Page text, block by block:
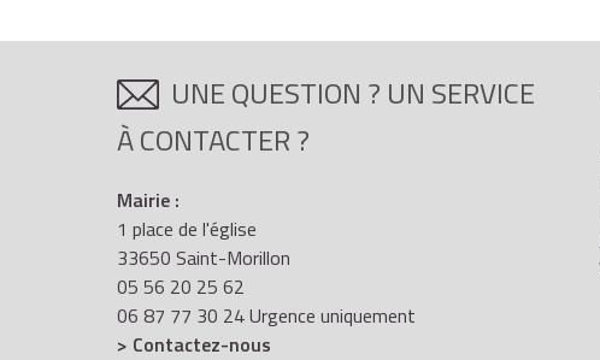
5 % lorsque la rémunération garantie versée par
1,93 €mais inférieure à 50 %
Le montant de l'AAH est recalculé tous les ans.
UNE QUESTION ? UN SERVICE
À CONTACTER ?
Mairie :
1 place de l'église
33650 Saint-Morillon
05 56 20 25 62
06 87 77 30 24 Urgence uniquement
> Contactez-nous